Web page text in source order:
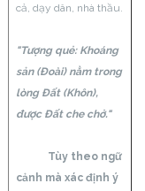
cả, dạy dân, nhà thầu.
"Tượng quẻ: Khoáng
sản (Đoài) nằm trong
lòng Đất (Khôn),
được Đất che chở."
Tùy theo ngữ
cảnh mà xác định ý